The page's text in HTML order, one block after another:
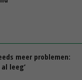
meer problemen:
leeg’